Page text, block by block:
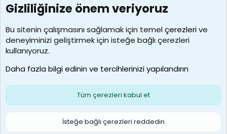
7388
Kullanıcılar
borabekirogluu
Son üye
Çerezler
S
Gizliliğinize önem veriyoruz
Bu sitenin çalışmasını sağlamak için temelçerezlerive
deneyiminizi geliştirmek için isteğe bağlı çerezleri
kullanıyoruz.
Daha fazla bilgi edinin ve tercihlerinizi yapılandırın
Tüm çerezleri kabul et
İsteğe bağlı çerezleri reddedin